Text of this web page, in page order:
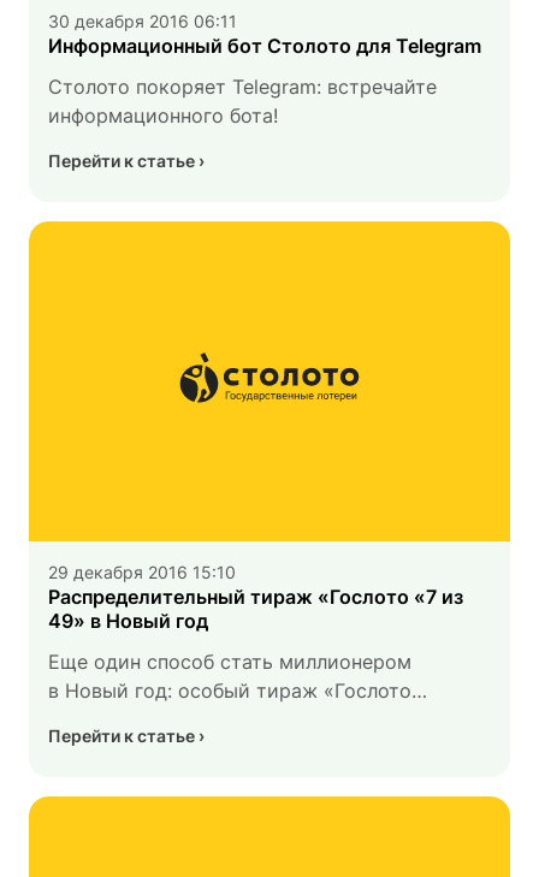
30 декабря 2016 06:11
Информационный бот Столото для Telegram
Столото покоряет Telegram: встречайте
информационного бота!
Перейти к статье
29 декабря 2016 15:10
Распределительный тираж «Гослото «7 из
49» в Новый год
Еще один способ стать миллионером
в Новый год: особый тираж «Гослото
Перейти к статье